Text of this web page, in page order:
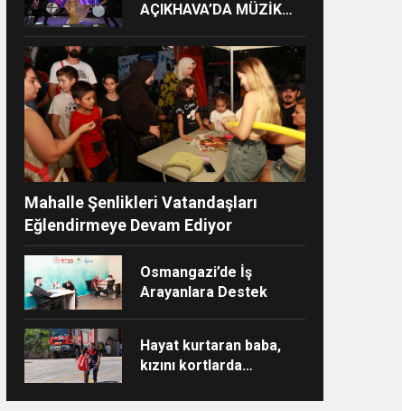
AÇIKHAVA’DA MÜZİK
Mahalle Şenlikleri Vatandaşları
Eğlendirmeye Devam Ediyor
Osmangazi’de İş
Arayanlara Destek
Hayat kurtaran baba,
kızını kortlarda